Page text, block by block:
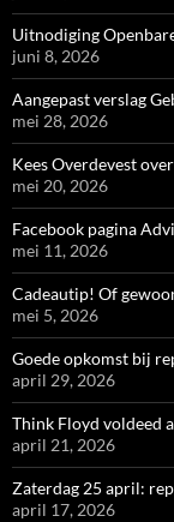
Uitnodiging
juni 8, 2026
Aangepast verslag
mei 28, 2026
Kees Overdevest
mei 20, 2026
Facebook pagina
mei 11, 2026
Cadeautip! Of
mei 5, 2026
Goede opkomst bij
april 29, 2026
Think Floyd voldeed
april 21, 2026
Zaterdag 25 april:
april 17, 2026